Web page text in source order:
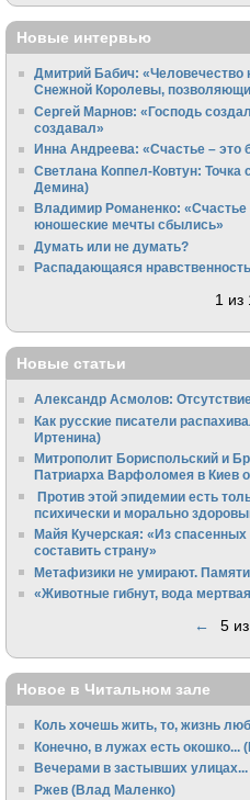
Новые интервью
Дмитрий Бабич: «Человечество
Снежной Королевы,
Сергей Марнов: «Господь
создавал»
Инна Андреева: «Счастье – это
Светлана Коппел-Ковтун: Точка
Демина)
Владимир Романенко: «Счастье
юношеские мечты сбылись»
Думать или не думать?
Распадающаяся нравственность
1 из
Новые статьи
Александр Асмолов:
Как русские писатели
Иртенина)
Митрополит Бориспольский и
Патриарха Варфоломея в Киев
Против этой эпидемии есть
психически и морально
Майя Кучерская: «Из
составить страну»
Метафизики не умирают.
«Животные гибнут, вода
← 5
Новое в Читальном зале
Коль хочешь жить, то, жизнь
Конечно, в лужах есть
Вечерами в застывших
Ржев (Влад Маленко)